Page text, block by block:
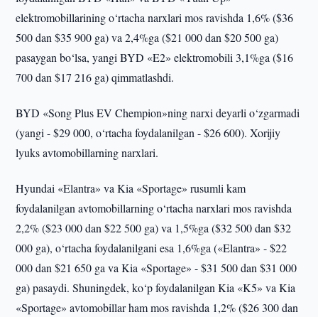
elektromobillarining o‘rtacha narxlari mos ravishda 1,6% ($36
500 dan $35 900 ga) va 2,4%ga ($21 000 dan $20 500 ga)
pasaygan bo‘lsa, yangi BYD «E2» elektromobili 3,1%ga ($16
700 dan $17 216 ga) qimmatlashdi.
BYD «Song Plus EV Chempion»ning narxi deyarli o‘zgarmadi
(yangi - $29 000, o‘rtacha foydalanilgan - $26 600). Xorijiy
lyuks avtomobillarning narxlari.
Hyundai «Elantra» va Kia «Sportage» rusumli kam
foydalanilgan avtomobillarning o‘rtacha narxlari mos ravishda
2,2% ($23 000 dan $22 500 ga) va 1,5%ga ($32 500 dan $32
000 ga), o‘rtacha foydalanilgani esa 1,6%ga («Elantra» - $22
000 dan $21 650 ga va Kia «Sportage» - $31 500 dan $31 000
ga) pasaydi. Shuningdek, ko‘p foydalanilgan Kia «K5» va Kia
«Sportage» avtomobillar ham mos ravishda 1,2% ($26 300 dan